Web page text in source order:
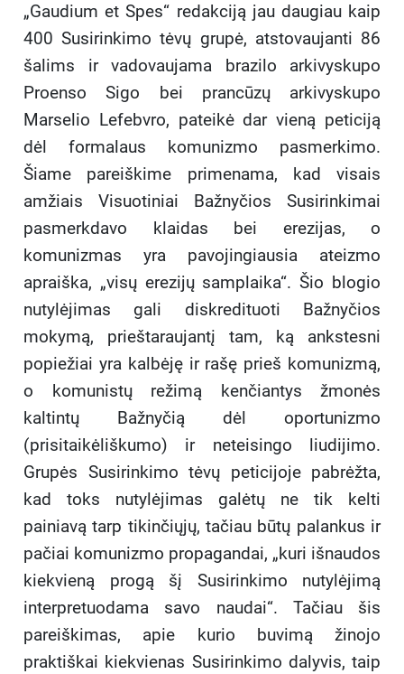
„Gaudium et Spes“ redakciją jau daugiau kaip
400 Susirinkimo tėvų grupė, atstovaujanti 86
šalims ir vadovaujama brazilo arkivyskupo
Proenso Sigo bei prancūzų arkivyskupo
Marselio Lefebvro, pateikė dar vieną peticiją
dėl formalaus komunizmo pasmerkimo.
Šiame pareiškime primenama, kad visais
amžiais Visuotiniai Bažnyčios Susirinkimai
pasmerkdavo klaidas bei erezijas, o
komunizmas yra pavojingiausia ateizmo
apraiška, „visų erezijų samplaika“. Šio blogio
nutylėjimas gali diskredituoti Bažnyčios
mokymą, prieštaraujantį tam, ką ankstesni
popiežiai yra kalbėję ir rašę prieš komunizmą,
o komunistų režimą kenčiantys žmonės
kaltintų Bažnyčią dėl oportunizmo
(prisitaikėliškumo) ir neteisingo liudijimo.
Grupės Susirinkimo tėvų peticijoje pabrėžta,
kad toks nutylėjimas galėtų ne tik kelti
painiavą tarp tikinčiųjų, tačiau būtų palankus ir
pačiai komunizmo propagandai, „kuri išnaudos
kiekvieną progą šį Susirinkimo nutylėjimą
interpretuodama savo naudai“. Tačiau šis
pareiškimas, apie kurio buvimą žinojo
praktiškai kiekvienas Susirinkimo dalyvis, taip